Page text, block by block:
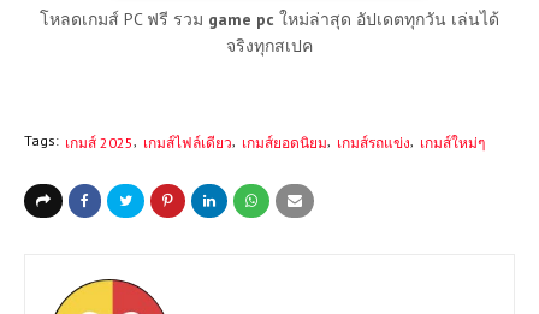
โหลดเกมส์ PC ฟรี รวม game pc ใหม่ล่าสุด อัปเดตทุกวัน เล่นได้
จริงทุกสเปค
Tags: เกมส์ 2025 เกมส์ไฟล์เดียว เกมส์ยอดนิยม เกมส์รถแข่ง เกมส์ใหม่ๆ